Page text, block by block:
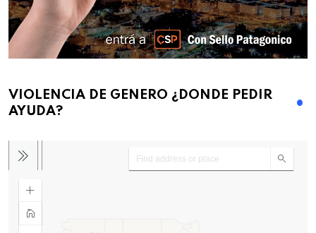
VIOLENCIA DE GENERO ¿DONDE PEDIR
AYUDA?